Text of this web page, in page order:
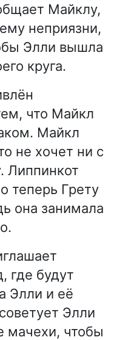
Майклу,
неприязни,
Элли вышла
круга.
что Майкл
Майкл
не хочет ни с
Липпинкот
теперь Грету
она занимала
где будут
Элли и её
Элли
мачехи, чтобы